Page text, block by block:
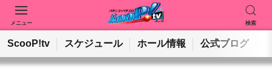
メニュー 検索
動画を検索 ホールを検索
検索
ScooP!tv スケジュール ホール情報 公式ブログ